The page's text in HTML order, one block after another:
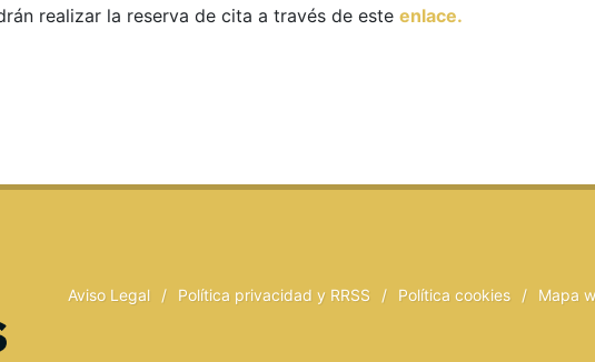
realizar la reserva de cita a través de este enlace.
Aviso Legal / Política privacidad y RRSS / Política cookies / Mapa